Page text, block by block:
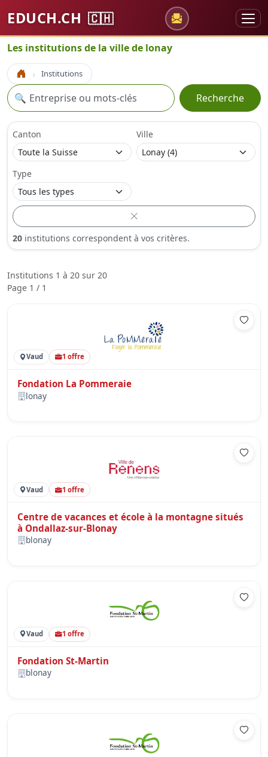
EDUCH.CH 🇨🇭
Les institutions de la ville de lonay
Accueil Institutions
Recherche
🔍 Recherche
Canton Ville
Type
20 institutions correspondent à vos critères.
Institutions 1 à 20 sur 20
Page 1 / 1
Vaud 1 offre
Fondation La Pommeraie
lonay
Vaud 1 offre
Centre de vacances et école à la montagne situés
à Ondallaz-sur-Blonay
blonay
Vaud 1 offre
Fondation St-Martin
blonay